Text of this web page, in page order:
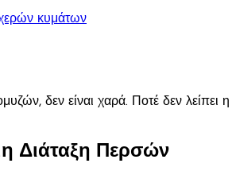
κυμάτων
δεν είναι χαρά. Ποτέ δεν
Διάταξη Περσών